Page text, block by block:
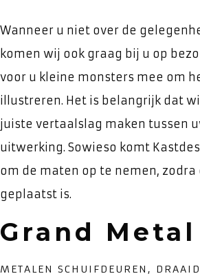
Wanneer u niet over de
komen wij ook graag bij u op
voor u kleine monsters mee om
illustreren. Het is belangrijk dat
juiste vertaalslag maken tussen
uitwerking. Sowieso komt
om de maten op te nemen,
geplaatst is.
Grand
METALEN SCHUIFDEUREN,